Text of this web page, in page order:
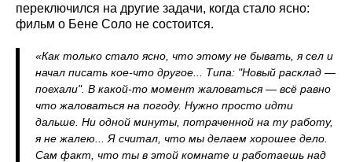
переключился на другие задачи, когда стало ясно:
фильм о Бене Соло не состоится.
«Как только стало ясно, что этому не бывать, я сел и
начал писать кое-что другое... Типа: "Новый расклад —
поехали". В какой-то момент жаловаться — всё равно
что жаловаться на погоду. Нужно просто идти
дальше. Ни одной минуты, потраченной на ту работу,
я не жалею... Я считал, что мы делаем хорошее дело.
Сам факт, что ты в этой комнате и работаешь над